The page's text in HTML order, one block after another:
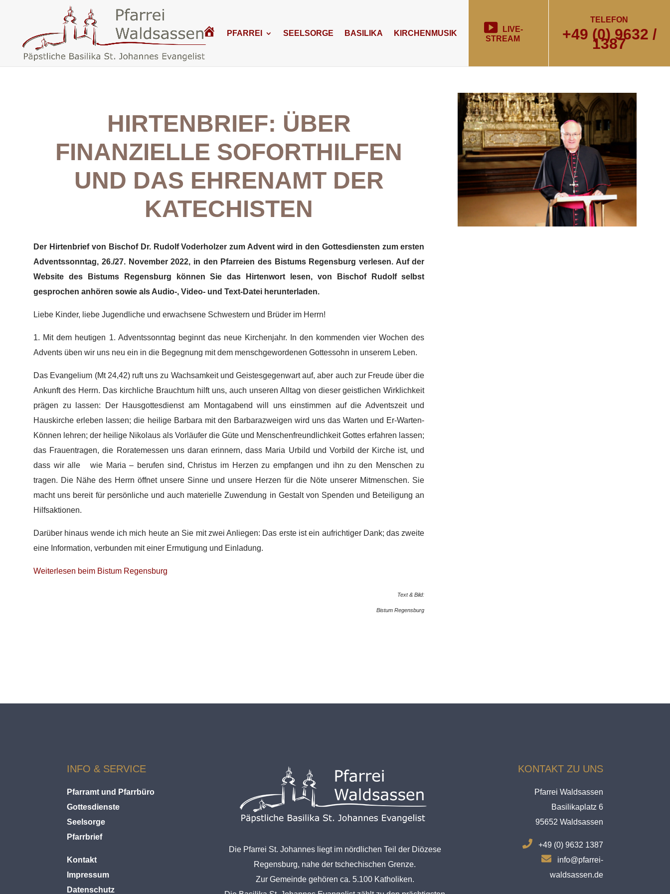
.
E
A
S
N
–
B
S
I
K
A
W
A
A
S
N
PFARREI SEELSORGE BASILIKA KIRCHENMUSIK
LIVE-
STREAM
TELEFON
+49 (0) 9632 /
1387
HIRTENBRIEF: ÜBER
FINANZIELLE SOFORTHILFEN
UND DAS EHRENAMT DER
KATECHISTEN
Der Hirtenbrief von Bischof Dr. Rudolf Voderholzer zum Advent wird in den Gottesdiensten zum ersten
Adventssonntag, 26./27. November 2022, in den Pfarreien des Bistums Regensburg verlesen. Auf der
Website des Bistums Regensburg können Sie das Hirtenwort lesen, von Bischof Rudolf selbst
gesprochen anhören sowie als Audio-, Video- und Text-Datei herunterladen.
Liebe Kinder, liebe Jugendliche und erwachsene Schwestern und Brüder im Herrn!
1. Mit dem heutigen 1. Adventssonntag beginnt das neue Kirchenjahr. In den kommenden vier Wochen des
Advents üben wir uns neu ein in die Begegnung mit dem menschgewordenen Gottessohn in unserem Leben.
Das Evangelium (Mt 24,42) ruft uns zu Wachsamkeit und Geistesgegenwart auf, aber auch zur Freude über die
Ankunft des Herrn. Das kirchliche Brauchtum hilft uns, auch unseren Alltag von dieser geistlichen Wirklichkeit
prägen zu lassen: Der Hausgottesdienst am Montagabend will uns einstimmen auf die Adventszeit und
Hauskirche erleben lassen; die heilige Barbara mit den Barbarazweigen wird uns das Warten und Er-Warten-
Können lehren; der heilige Nikolaus als Vorläufer die Güte und Menschenfreundlichkeit Gottes erfahren lassen;
das Frauentragen, die Roratemessen uns daran erinnern, dass Maria Urbild und Vorbild der Kirche ist, und
dass wir alle wie Maria – berufen sind, Christus im Herzen zu empfangen und ihn zu den Menschen zu
tragen. Die Nähe des Herrn öffnet unsere Sinne und unsere Herzen für die Nöte unserer Mitmenschen. Sie
macht uns bereit für persönliche und auch materielle Zuwendung in Gestalt von Spenden und Beteiligung an
Hilfsaktionen.
Darüber hinaus wende ich mich heute an Sie mit zwei Anliegen: Das erste ist ein aufrichtiger Dank; das zweite
eine Information, verbunden mit einer Ermutigung und Einladung.
Weiterlesen beim Bistum Regensburg
Text & Bild:
Bistum Regensburg
INFO & SERVICE
Pfarramt und Pfarrbüro
Gottesdienste
Seelsorge
Pfarrbrief
Kontakt
Impressum
Datenschutz
Die Pfarrei St. Johannes liegt im nördlichen Teil der Diözese
Regensburg, nahe der tschechischen Grenze.
Zur Gemeinde gehören ca. 5.100 Katholiken.
KONTAKT ZU UNS
Pfarrei Waldsassen
Basilikaplatz 6
95652 Waldsassen
+49 (0) 9632 1387
info@pfarrei-
waldsassen.de